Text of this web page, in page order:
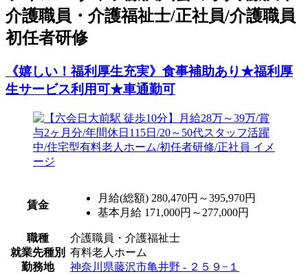
介護職員・介護福祉士/正社員/介護職員
初任者研修
《嬉しい！福利厚生充実》食事補助あり★福利厚
生サービス利用可★車通勤可
賃金
月給(総額) 280,470円～395,970円
基本月給 171,000円～277,000円
職種
介護職員・介護福祉士
就業先種別 有料老人ホーム
勤務地
神奈川県藤沢市亀井野 - ２５９−１